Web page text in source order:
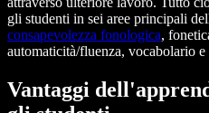
gli studenti in sei aree principali
consapevolezza fonologica,
automaticità/fluenza, vocabolario e
Vantaggi